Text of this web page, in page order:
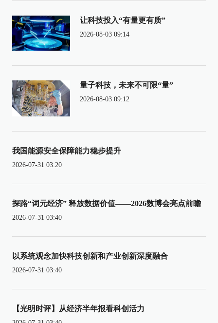
让科技投入“有量更有质”
2026-08-03 09:14
量子科技，未来不可限“量”
2026-08-03 09:12
我国能源安全保障能力稳步提升
2026-07-31 03:20
探路“词元经济” 释放数据价值——2026数博会亮点前瞻
2026-07-31 03:40
以系统观念加快科技创新和产业创新深度融合
2026-07-31 03:40
【光明时评】从经济半年报看科创活力